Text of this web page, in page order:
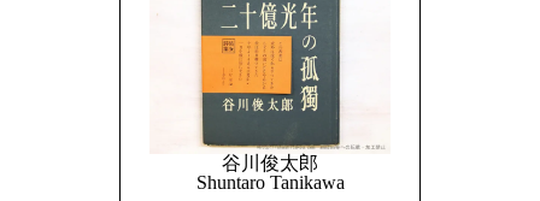
谷川俊太郎
Shuntaro Tanikawa